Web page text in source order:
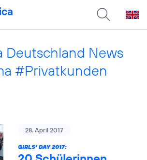
Deutschland News
#Privatkunden
28. April 2017
GIRLS‘ DAY 2017: